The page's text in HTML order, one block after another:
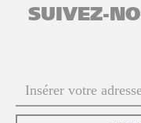
SUIVEZ-